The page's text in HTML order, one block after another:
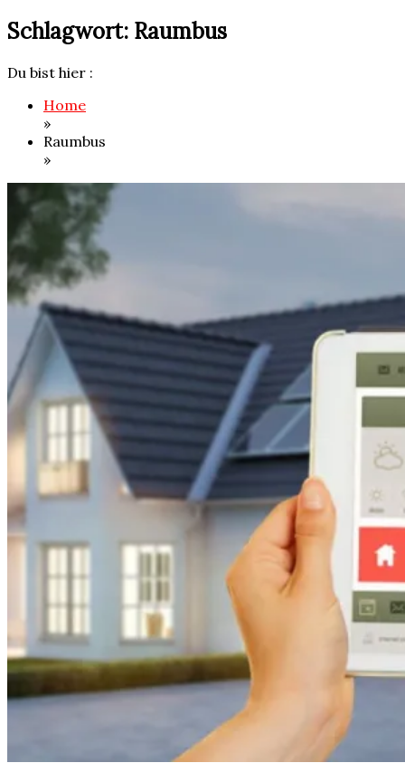
Schlagwort: Raumbus
Du bist hier :
Home
»
Raumbus
»